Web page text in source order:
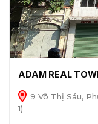
ADAM REAL
9 Võ Thị Sáu,
1)